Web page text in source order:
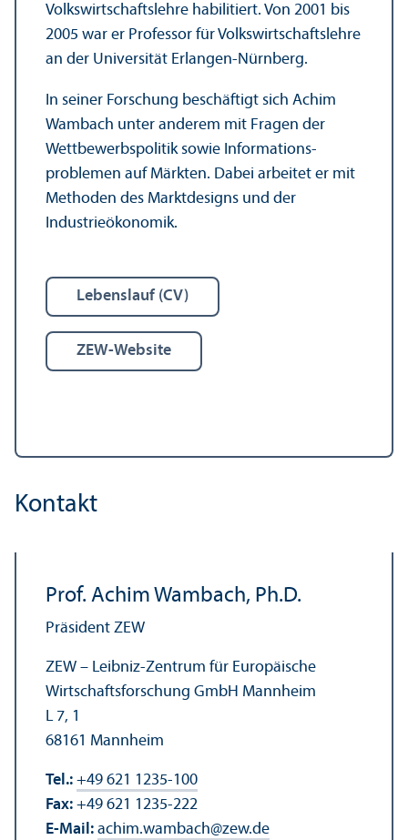
Volkswirtschafts­lehre habilitiert. Von 2001 bis
2005 war er Professor für Volkswirtschafts­lehre
an der Universität Erlangen-Nürnberg.
In seiner Forschung beschäftigt sich Achim
Wambach unter anderem mit Fragen der
Wettbewerbspolitik sowie Informations­
problemen auf Märkten. Dabei arbeitet er mit
Methoden des Markt­designs und der
Industrieökonomik.
Lebens­lauf (CV)
ZEW-Website
Kontakt
Prof. Achim Wambach, Ph.D.
Präsident ZEW
ZEW – Leibniz-Zentrum für Europäische
Wirtschafts­forschung GmbH Mannheim
L 7, 1
68161 Mannheim
Tel.: +49 621 1235-100
Fax: +49 621 1235-222
E-Mail: achim.wambach@zew.de